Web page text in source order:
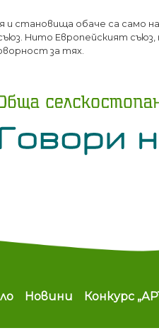
и становища обаче са само
Нито Европейският
за тях.
Новини Конкурс